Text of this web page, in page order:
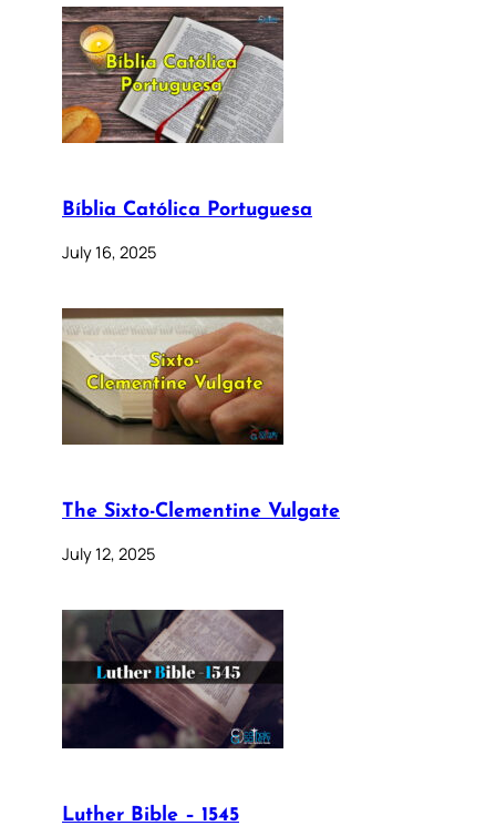
Bíblia Católica Portuguesa
July 16, 2025
The Sixto-Clementine Vulgate
July 12, 2025
Luther Bible – 1545